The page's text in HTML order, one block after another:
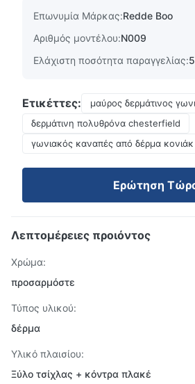
Επωνυμία Μάρκας:Redde Boo
Αριθμός μοντέλου:N009
Ελάχιστη ποσότητα παραγγελίας:
Ετικέττες:
μαύρος δερμάτινος
δερμάτινη πολυθρόνα chesterfield
γωνιακός καναπές από δέρμα κονιάκ
Ερώτηση
Λεπτομέρειες προιόντος
Χρώμα:
προσαρμόστε
Τύπος υλικού:
δέρμα
Υλικό πλαισίου:
Ξύλο τσίχλας + κόντρα πλακέ